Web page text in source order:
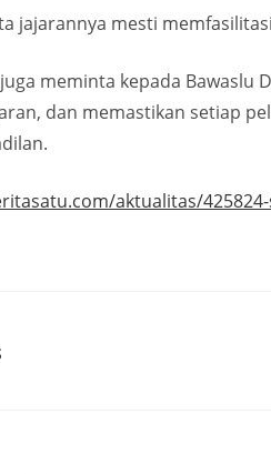
jajarannya mesti
meminta kepada Bawaslu
dan memastikan setiap
aktualitas/